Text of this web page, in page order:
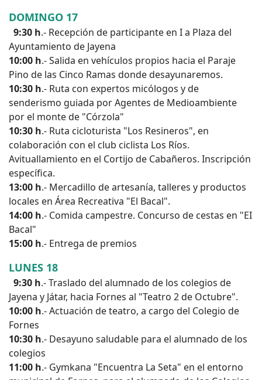
DOMINGO 17
9:30 h.- Recepción de participante en I a Plaza del
Ayuntamiento de Jayena
10:00 h.- Salida en vehículos propios hacia el Paraje
Pino de las Cinco Ramas donde desayunaremos.
10:30 h.- Ruta con expertos micólogos y de
senderismo guiada por Agentes de Medioambiente
por el monte de "Córzola"
10:30 h.- Ruta cicloturista "Los Resineros", en
colaboración con el club ciclista Los Ríos.
Avituallamiento en el Cortijo de Cabañeros. Inscripción
específica.
13:00 h.- Mercadillo de artesanía, talleres y productos
locales en Área Recreativa "El Bacal".
14:00 h.- Comida campestre. Concurso de cestas en "EI
Bacal"
15:00 h.- Entrega de premios
LUNES 18
9:30 h.- Traslado del alumnado de los colegios de
Jayena y Játar, hacia Fornes al "Teatro 2 de Octubre".
10:00 h.- Actuación de teatro, a cargo del Colegio de
Fornes
10:30 h.- Desayuno saludable para el alumnado de los
colegios
11:00 h.- Gymkana "Encuentra La Seta" en el entorno